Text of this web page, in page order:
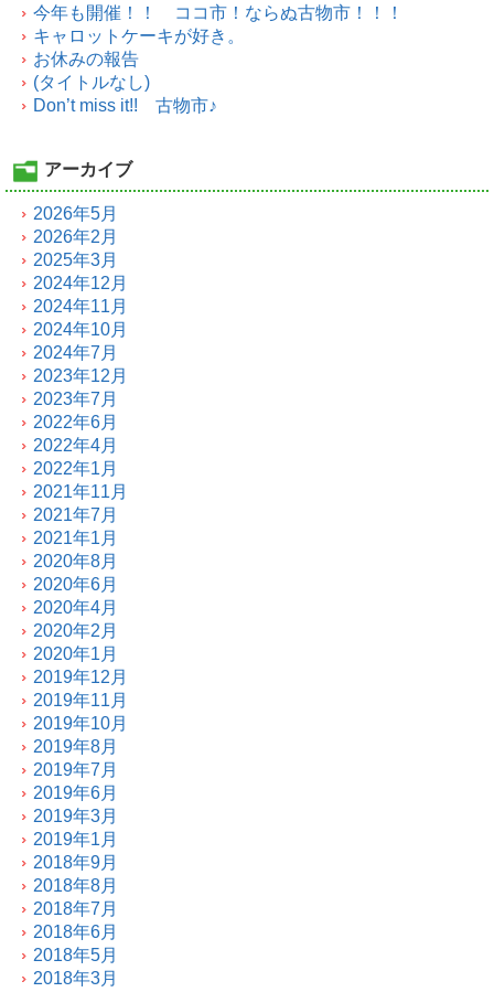
今年も開催！！ ココ市！ならぬ古物市！！！
キャロットケーキが好き。
お休みの報告
(タイトルなし)
Don’t miss it!! 古物市♪
アーカイブ
2026年5月
2026年2月
2025年3月
2024年12月
2024年11月
2024年10月
2024年7月
2023年12月
2023年7月
2022年6月
2022年4月
2022年1月
2021年11月
2021年7月
2021年1月
2020年8月
2020年6月
2020年4月
2020年2月
2020年1月
2019年12月
2019年11月
2019年10月
2019年8月
2019年7月
2019年6月
2019年3月
2019年1月
2018年9月
2018年8月
2018年7月
2018年6月
2018年5月
2018年3月